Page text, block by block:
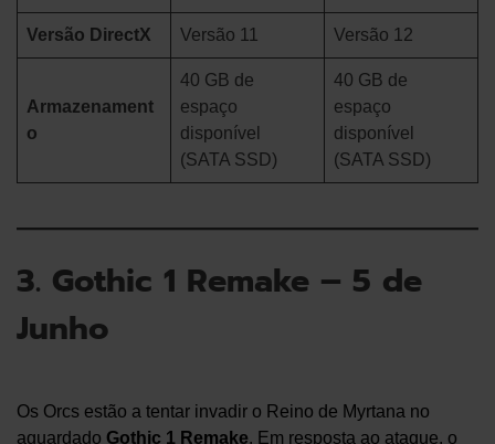
Versão DirectX Versão 11 Versão 12
Armazenament
o
40 GB de
espaço
disponível
(SATA SSD)
40 GB de
espaço
disponível
(SATA SSD)
3. Gothic 1 Remake – 5 de
Junho
Os Orcs estão a tentar invadir o Reino de Myrtana no
aguardado Gothic 1 Remake. Em resposta ao ataque, o